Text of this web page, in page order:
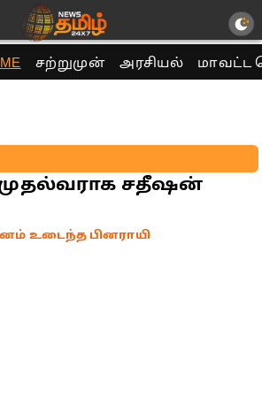
சற்றுமுன் அரசியல் மாவட்ட
சதீஷன்
உடைந்த பினராயி